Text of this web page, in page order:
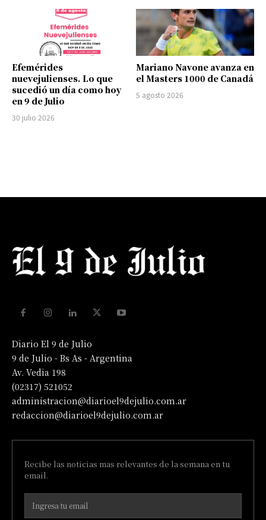
Efemérides
nuevejulienses. Lo que
sucedió un día como hoy
en 9 de Julio
30 julio 2026
Mariano Navone avanza en
el Masters 1000 de Canadá
5 agosto 2026
Diario El 9 de Julio
9 de Julio - Bs As - Argentina
Av. Vedia 198
(02317) 521052
administracion@diarioel9dejulio.com.ar
redaccion@diarioel9dejulio.com.ar
Recibe las noticias mas relevantes de la semana en tu
email.